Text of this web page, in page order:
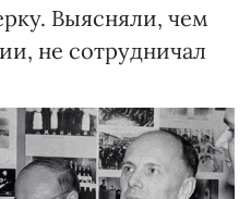
Выясняли, чем
не сотрудничал